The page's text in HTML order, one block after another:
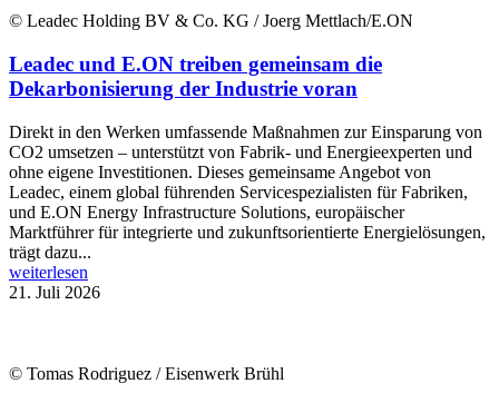
© Leadec Holding BV & Co. KG / Joerg Mettlach/E.ON
Leadec und E.ON treiben gemeinsam die
Dekarbonisierung der Industrie voran
Direkt in den Werken umfassende Maßnahmen zur Einsparung von
CO2 umsetzen – unterstützt von Fabrik- und Energieexperten und
ohne eigene Investitionen. Dieses gemeinsame Angebot von
Leadec, einem global führenden Servicespezialisten für Fabriken,
und E.ON Energy Infrastructure Solutions, europäischer
Marktführer für integrierte und zukunftsorientierte Energielösungen,
trägt dazu...
weiterlesen
21. Juli 2026
© Tomas Rodriguez / Eisenwerk Brühl